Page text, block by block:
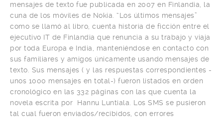
mensajes de texto fue publicada en 2007 en Finlandia, la
cuna de los móviles de Nokia. “Los últimos mensajes”
como se llamó al libro, cuenta historia de ficción entre el
ejecutivo IT de Finlandia que renuncia a su trabajo y viaja
por toda Europa e India, manteniéndose en contacto con
sus familiares y amigos únicamente usando mensajes de
texto. Sus mensajes ( y las respuestas correspondientes -
unos 1000 mensajes en total-) fueron listados en orden
cronológico en las 332 páginas con las que cuenta la
novela escrita por Hannu Luntiala. Los SMS se pusieron
tal cual fueron enviados/recibidos, con errores